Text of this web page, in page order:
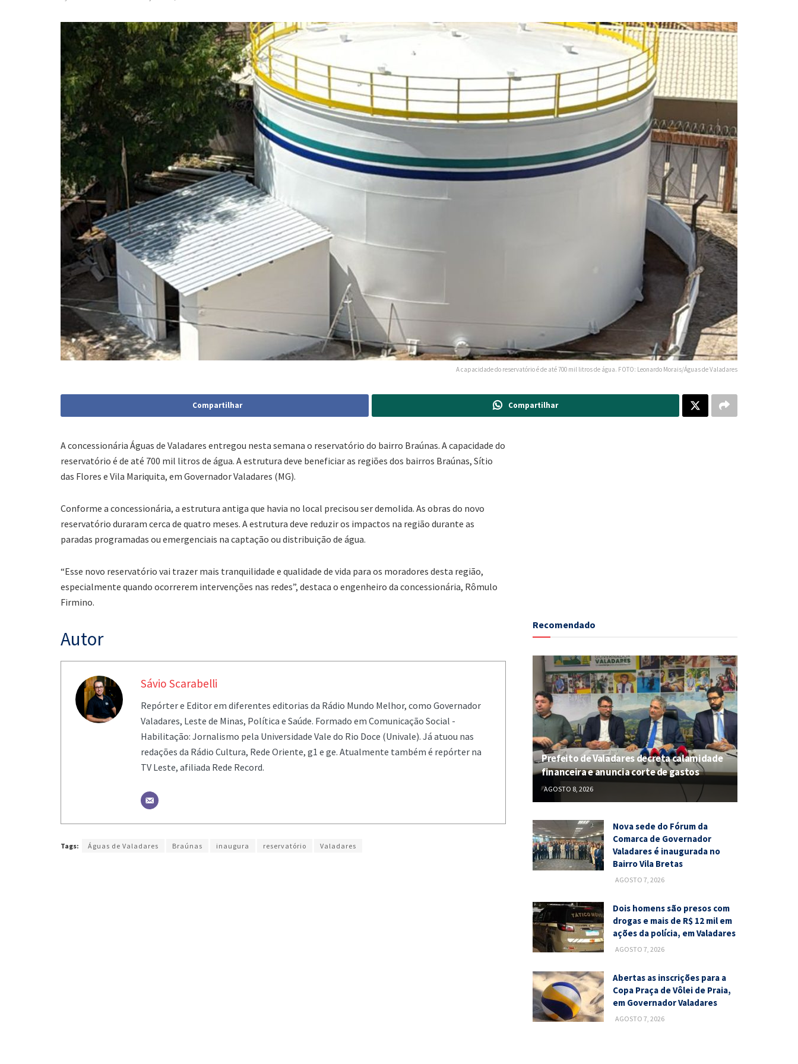
A capacidade do reservatório é de até 700 mil litros de água. FOTO: Leonardo Morais/Águas de Valadares
Compartilhar Compartilhar
A concessionária Águas de Valadares entregou nesta semana o reservatório do bairro Braúnas. A capacidade do
reservatório é de até 700 mil litros de água. A estrutura deve beneficiar as regiões dos bairros Braúnas, Sítio
das Flores e Vila Mariquita, em Governador Valadares (MG).
Conforme a concessionária, a estrutura antiga que havia no local precisou ser demolida. As obras do novo
reservatório duraram cerca de quatro meses. A estrutura deve reduzir os impactos na região durante as
paradas programadas ou emergenciais na captação ou distribuição de água.
“Esse novo reservatório vai trazer mais tranquilidade e qualidade de vida para os moradores desta região,
especialmente quando ocorrerem intervenções nas redes”, destaca o engenheiro da concessionária, Rômulo
Firmino.
Autor
Sávio Scarabelli
Repórter e Editor em diferentes editorias da Rádio Mundo Melhor, como Governador
Valadares, Leste de Minas, Política e Saúde. Formado em Comunicação Social -
Habilitação: Jornalismo pela Universidade Vale do Rio Doce (Univale). Já atuou nas
redações da Rádio Cultura, Rede Oriente, g1 e ge. Atualmente também é repórter na
TV Leste, afiliada Rede Record.
Tags: Águas de Valadares Braúnas inaugura reservatório Valadares
Recomendado
Prefeito de Valadares decreta calamidade
financeira e anuncia corte de gastos
AGOSTO 8, 2026
Nova sede do Fórum da
Comarca de Governador
Valadares é inaugurada no
Bairro Vila Bretas
AGOSTO 7, 2026
Dois homens são presos com
drogas e mais de R$ 12 mil em
ações da polícia, em Valadares
AGOSTO 7, 2026
Abertas as inscrições para a
Copa Praça de Vôlei de Praia,
em Governador Valadares
AGOSTO 7, 2026